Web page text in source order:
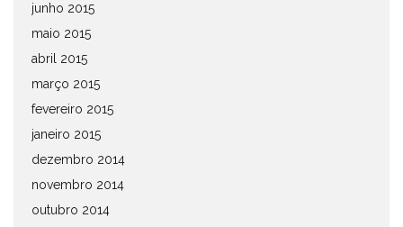
junho 2015
maio 2015
abril 2015
março 2015
fevereiro 2015
janeiro 2015
dezembro 2014
novembro 2014
outubro 2014